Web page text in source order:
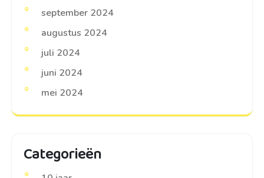
september 2024
augustus 2024
juli 2024
juni 2024
mei 2024
Categorieën